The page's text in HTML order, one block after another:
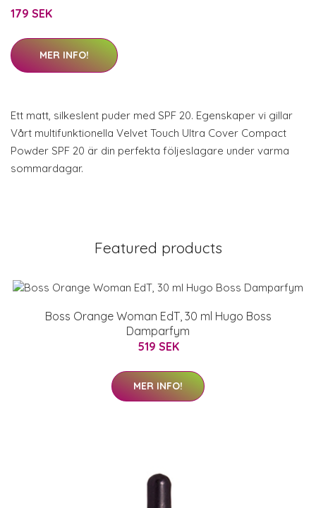
179 SEK
MER INFO!
Ett matt, silkeslent puder med SPF 20. Egenskaper vi gillar
Vårt multifunktionella Velvet Touch Ultra Cover Compact
Powder SPF 20 är din perfekta följeslagare under varma
sommardagar.
Featured products
Boss Orange Woman EdT, 30 ml Hugo Boss
Damparfym
519 SEK
MER INFO!